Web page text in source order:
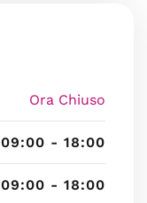
Ora Chiuso
09:00 - 18:00
09:00 - 18:00